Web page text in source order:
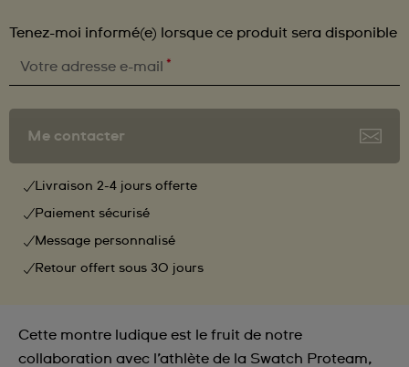
Tenez-moi informé(e) lorsque ce produit sera disponible
Votre adresse e-mail *
Me contacter
Livraison 2-4 jours offerte
Paiement sécurisé
Message personnalisé
Retour offert sous 30 jours
Cette montre ludique est le fruit de notre
collaboration avec l’athlète de la Swatch Proteam,